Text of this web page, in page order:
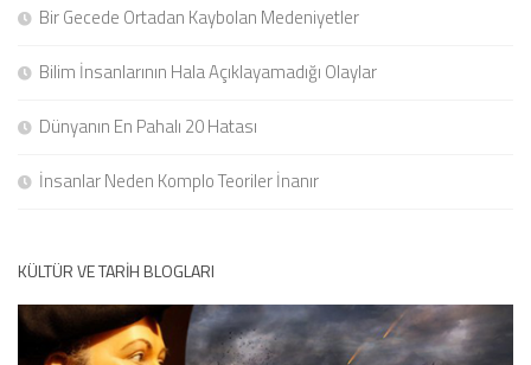
Bir Gecede Ortadan Kaybolan Medeniyetler
Bilim İnsanlarının Hala Açıklayamadığı Olaylar
Dünyanın En Pahalı 20 Hatası
İnsanlar Neden Komplo Teoriler İnanır
KÜLTÜR VE TARIH BLOGLARI